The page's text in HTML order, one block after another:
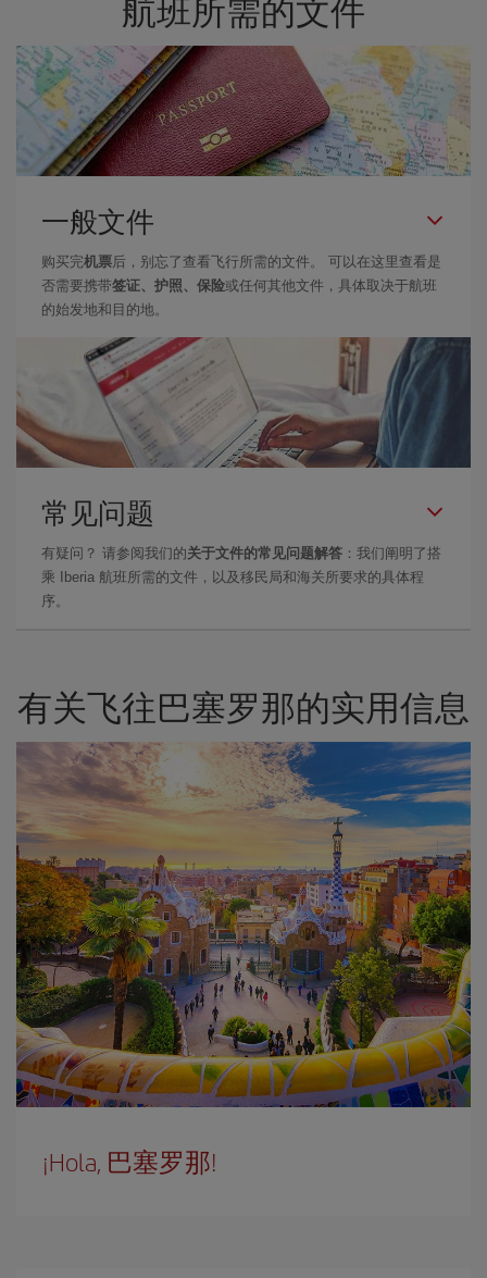
航班所需的文件
一般文件
购买完机票后，别忘了查看飞行所需的文件。 可以在这里查看是
否需要携带签证、护照、保险或任何其他文件，具体取决于航班
的始发地和目的地。
常见问题
有疑问？ 请参阅我们的关于文件的常见问题解答 ：我们阐明了搭
乘 Iberia 航班所需的文件，以及移民局和海关所要求的具体程
序。
有关飞往巴塞罗那的实用信息
¡Hola, 巴塞罗那!